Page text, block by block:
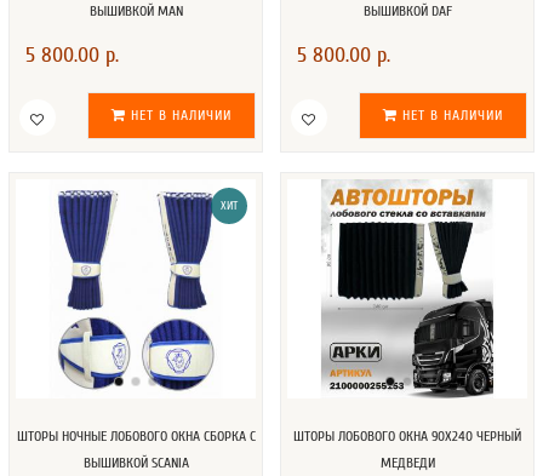
ВЫШИВКОЙ MAN
5 800.00 р.
НЕТ В НАЛИЧИИ
ВЫШИВКОЙ DAF
5 800.00 р.
НЕТ В НАЛИЧИИ
ХИТ
ШТОРЫ НОЧНЫЕ ЛОБОВОГО ОКНА СБОРКА C
ВЫШИВКОЙ SCANIA
ШТОРЫ ЛОБОВОГО ОКНА 90Х240 ЧЕРНЫЙ
МЕДВЕДИ